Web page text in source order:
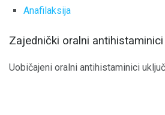
Anafilaksija
Zajednički oralni antihistaminici
Uobičajeni oralni antihistaminici